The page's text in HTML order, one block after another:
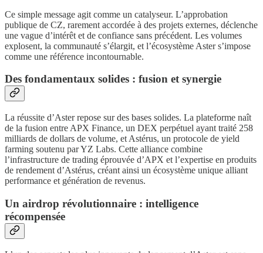
Ce simple message agit comme un catalyseur. L’approbation
publique de CZ, rarement accordée à des projets externes, déclenche
une vague d’intérêt et de confiance sans précédent. Les volumes
explosent, la communauté s’élargit, et l’écosystème Aster s’impose
comme une référence incontournable.
Des fondamentaux solides : fusion et synergie
La réussite d’Aster repose sur des bases solides. La plateforme naît
de la fusion entre APX Finance, un DEX perpétuel ayant traité 258
milliards de dollars de volume, et Astérus, un protocole de yield
farming soutenu par YZ Labs. Cette alliance combine
l’infrastructure de trading éprouvée d’APX et l’expertise en produits
de rendement d’Astérus, créant ainsi un écosystème unique alliant
performance et génération de revenus.
Un airdrop révolutionnaire : intelligence
récompensée